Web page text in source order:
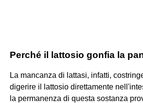
Perché il lattosio gonfia la
La mancanza di lattasi, infatti,
digerire il lattosio direttamente
la permanenza di questa sostanza